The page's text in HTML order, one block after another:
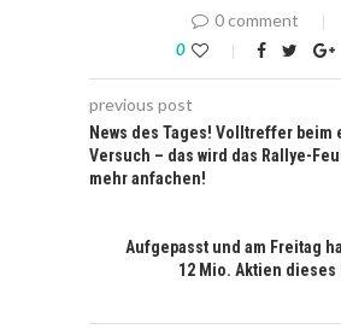
0 comment
0
previous post
News des Tages! Volltreffer beim
Versuch – das wird das Rallye-
mehr anfachen!
Aufgepasst und am Freitag
12 Mio. Aktien